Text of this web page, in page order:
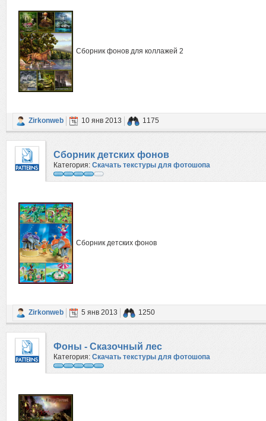
Сборник фонов для коллажей 2
Zirkonweb 10 янв 2013 1175
Сборник детских фонов
Категория: Скачать текстуры для фотошопа
Сборник детских фонов
Zirkonweb 5 янв 2013 1250
Фоны - Сказочный лес
Категория: Скачать текстуры для фотошопа